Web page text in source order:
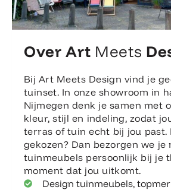
Over Art Meets
Bij Art Meets Design vind je
tuinset. In onze showroom in
Nijmegen denk je samen met
kleur, stijl en indeling, zodat
terras of tuin echt bij jou past.
gekozen? Dan bezorgen we je
tuinmeubels persoonlijk bij je
moment dat jou uitkomt.
Design tuinmeubels,